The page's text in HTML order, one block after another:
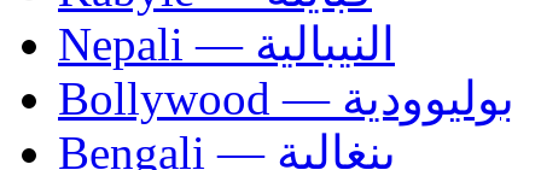
Nepali — النيبالية
Bollywood — بوليوودية
Bengali — بنغالية